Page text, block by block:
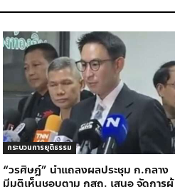
กระบวนการยุติธรรม
“วรศิษฎ์” นำแถลงผลประชุม ก.กลาง